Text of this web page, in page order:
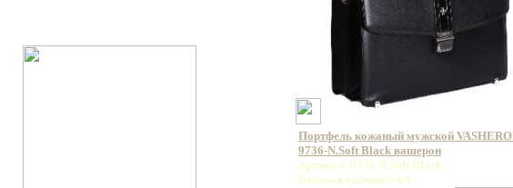
Портфель кожаный мужской
9736-N.Soft Black вашерон
Артикул: 9736 N.Soft Black
Базовая единица: шт